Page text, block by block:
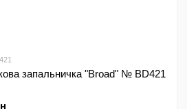
запальничка "Broad" № BD421